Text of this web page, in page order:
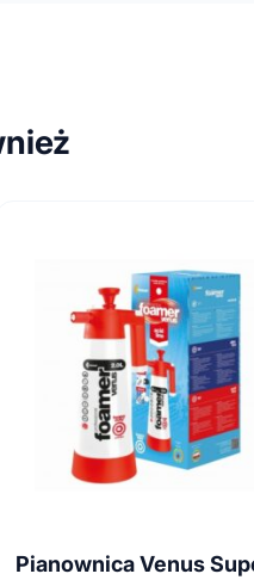
Pianownica Venus